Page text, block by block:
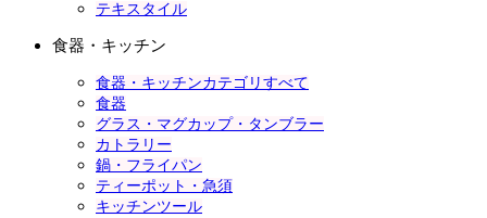
テキスタイル
食器・キッチン
食器・キッチンカテゴリすべて
食器
グラス・マグカップ・タンブラー
カトラリー
鍋・フライパン
ティーポット・急須
キッチンツール